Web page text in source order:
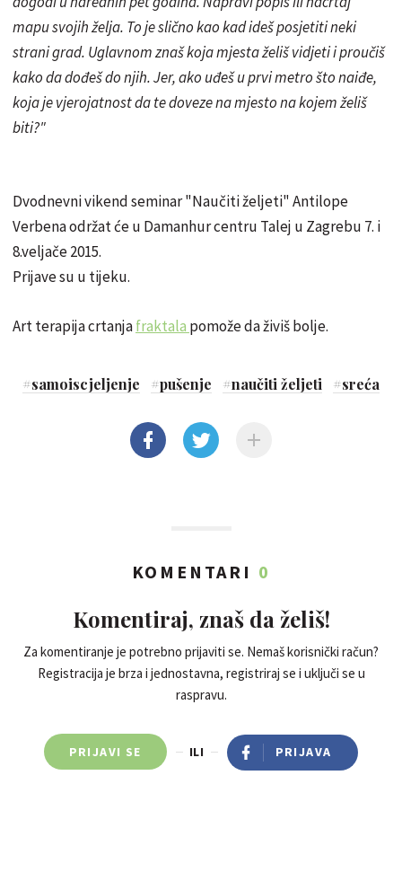
mapu svojih želja. To je slično kao kad ideš posjetiti neki
strani grad. Uglavnom znaš koja mjesta želiš vidjeti i proučiš
kako da dođeš do njih. Jer, ako uđeš u prvi metro što naiđe,
koja jevjerojatnostda te doveze na mjesto na kojem želiš
biti?"
Dvodnevni vikend seminar "Naučiti željeti" Antilope
Verbena održat će u Damanhur centru Talej u Zagrebu 7. i
8.veljače 2015.
Prijave su u tijeku.
Art terapija crtanjafraktala pomože da živiš bolje.
#samoiscjeljenje #pušenje #naučiti željeti #sreća
KOMENTARI 0
Komentiraj, znaš da želiš!
Za komentiranje je potrebno prijaviti se. Nemaš korisnički račun?
Registracija je brza i jednostavna, registriraj se i uključi se u
raspravu.
PRIJAVI SE ILI PRIJAVA